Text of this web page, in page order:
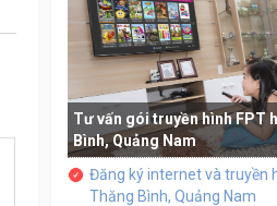
Tư vấn gói truyền hình FPT
Bình, Quảng Nam
Đăng ký internet và truyền
Thăng Bình, Quảng Nam